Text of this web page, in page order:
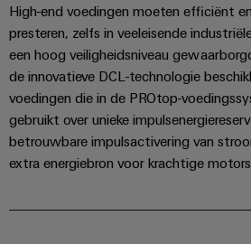
water-
en
afvalwaterindustrie
Windenergie
Operationele
excellentie
in
windenergie
Waterstof
Assembly
Service
Gemodificeerde
en
geassembleerde
High-end voedingen moeten efficiënt
presteren, zelfs in veeleisende
een hoog veiligheidsniveau
de innovatieve DCL-technologie
voedingen die in de PROtop-
gebruikt over unieke
betrouwbare impulsactivering van
extra energiebron voor krachtige